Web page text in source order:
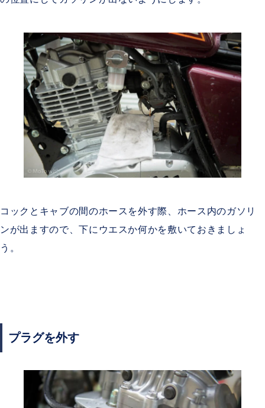
コックとキャブの間のホースを外す際、ホース内のガソリ
ンが出ますので、下にウエスか何かを敷いておきましょ
う。
プラグを外す